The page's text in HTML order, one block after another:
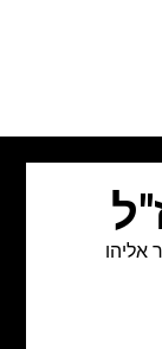
אליהו